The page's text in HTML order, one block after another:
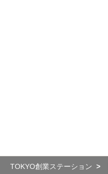
TOKYO創業ステーション